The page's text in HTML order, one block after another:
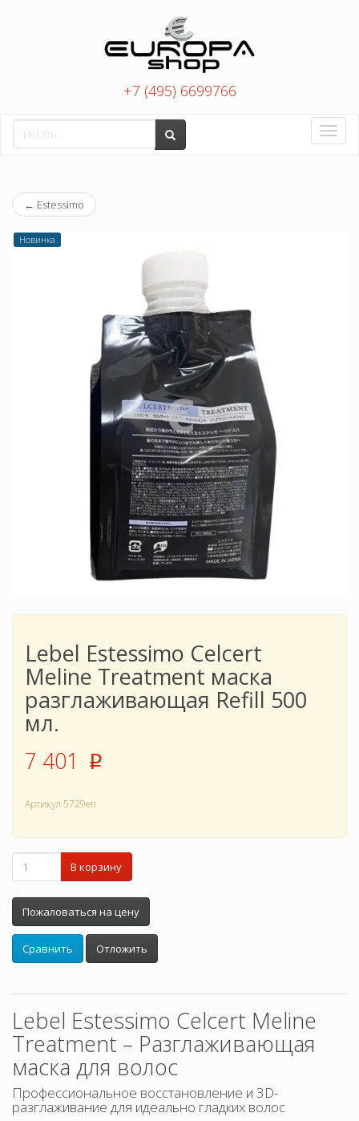
+7 (495) 6699766
Toggle
← Estessimo
Новинка
Lebel Estessimo Celcert
Meline Treatment маска
разглаживающая Refill 500
мл.
7 401
p
Артикул 5729еп
В корзину
Пожаловаться на цену
Сравнить Отложить
Lebel Estessimo Celcert Meline
Treatment – Разглаживающая
маска для волос
Профессиональное восстановление и 3D-
разглаживание для идеально гладких волос